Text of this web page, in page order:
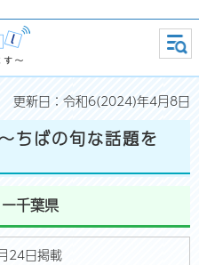
画
メニ
ュー
更新日：令和6(2024)年4月8日
ちばの旬な話題を
千葉県
24日掲載